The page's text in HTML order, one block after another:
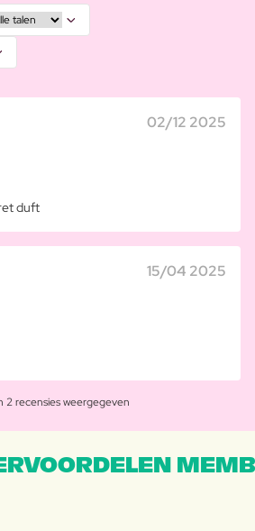
02/12 2025
duft
15/04 2025
2 recensies weergegeven